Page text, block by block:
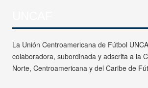
La Unión Centroamericana de Fútbol
colaboradora, subordinada y adscrita a la
Norte, Centroamericana y del Caribe de